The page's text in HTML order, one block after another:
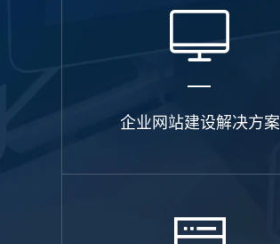
企业网站建设解决方案